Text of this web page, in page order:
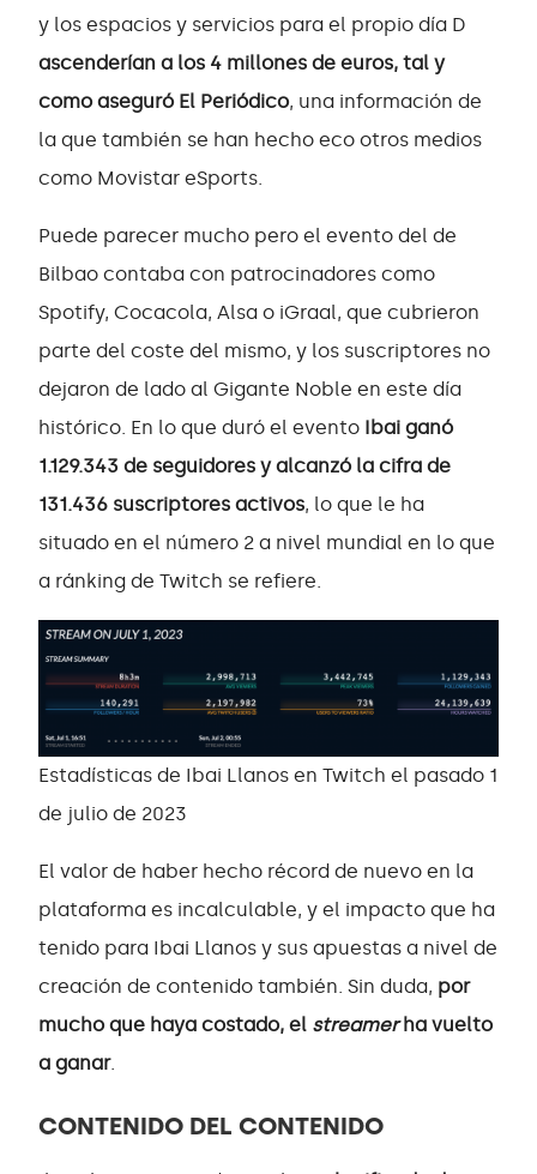
y los espacios y servicios para el propio día D
ascenderían a los 4 millones de euros, tal y
como aseguró El Periódico, una información de
la que también se han hecho eco otros medios
como Movistar eSports.
Puede parecer mucho pero el evento del de
Bilbao contaba con patrocinadores como
Spotify, Cocacola, Alsa o iGraal, que cubrieron
parte del coste del mismo, y los suscriptores no
dejaron de lado al Gigante Noble en este día
histórico. En lo que duró el evento Ibai ganó
1.129.343 de seguidores y alcanzó la cifra de
131.436 suscriptores activos, lo que le ha
situado en el número 2 a nivel mundial en lo que
a ránking de Twitch se refiere.
Estadísticas de Ibai Llanos en Twitch el pasado 1
de julio de 2023
El valor de haber hecho récord de nuevo en la
plataforma es incalculable, y el impacto que ha
tenido para Ibai Llanos y sus apuestas a nivel de
creación de contenido también. Sin duda, por
mucho que haya costado, el streamer ha vuelto
a ganar.
CONTENIDO DEL CONTENIDO